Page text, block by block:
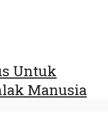
Untuk
Manusia